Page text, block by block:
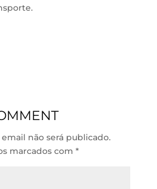
não será publicado.
marcados com *